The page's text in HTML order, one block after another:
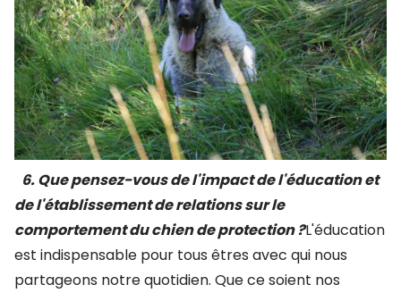
6. Que pensez-vous de l'impact de l'éducation et
de l'établissement de relations sur le
comportement du chien de protection ?L'éducation
est indispensable pour tous êtres avec qui nous
partageons notre quotidien. Que ce soient nos